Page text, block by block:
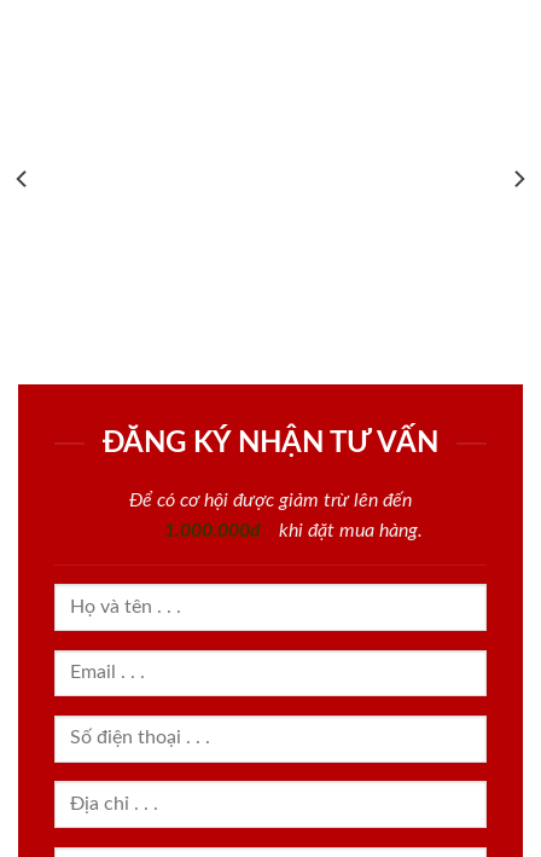
ĐĂNG KÝ NHẬN TƯ VẤN
Để có cơ hội được giảm trừ lên đến
1.000.000đ
khi đặt mua hàng.